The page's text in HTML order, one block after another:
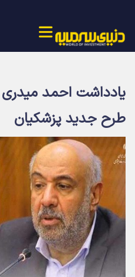
یادداشت احمد میدری
طرح جدید پزشکیان